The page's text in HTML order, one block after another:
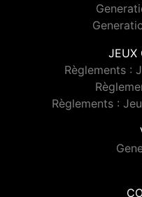
JEUX
Règlements :
Règlements :